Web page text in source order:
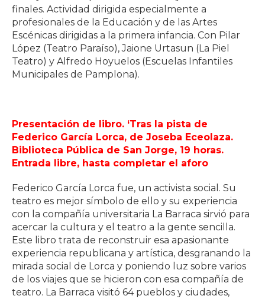
finales. Actividad dirigida especialmente a
profesionales de la Educación y de las Artes
Escénicas dirigidas a la primera infancia. Con Pilar
López (Teatro Paraíso), Jaione Urtasun (La Piel
Teatro) y Alfredo Hoyuelos (Escuelas Infantiles
Municipales de Pamplona).
Presentación de libro. ‘Tras la pista de
Federico García Lorca, de Joseba Eceolaza.
Biblioteca Pública de San Jorge, 19 horas.
Entrada libre, hasta completar el aforo
Federico García Lorca fue, un activista social. Su
teatro es mejor símbolo de ello y su experiencia
con la compañía universitaria La Barraca sirvió para
acercar la cultura y el teatro a la gente sencilla.
Este libro trata de reconstruir esa apasionante
experiencia republicana y artística, desgranando la
mirada social de Lorca y poniendo luz sobre varios
de los viajes que se hicieron con esa compañía de
teatro. La Barraca visitó 64 pueblos y ciudades,